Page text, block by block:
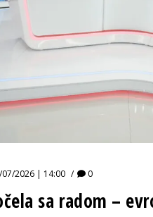
07/2026 | 14:00 0
sa radom –